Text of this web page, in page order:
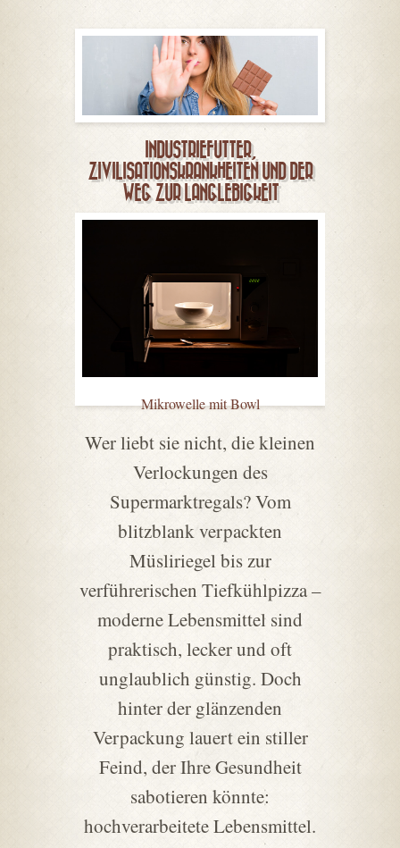
INDUSTRIEFUTTER,
ZIVILISATIONSKRANKHEITEN UND DER
WEG ZUR LANGLEBIGKEIT
Mikrowelle mit Bowl
Wer liebt sie nicht, die kleinen
Verlockungen des
Supermarktregals? Vom
blitzblank verpackten
Müsliriegel bis zur
verführerischen Tiefkühlpizza –
moderne Lebensmittel sind
praktisch, lecker und oft
unglaublich günstig. Doch
hinter der glänzenden
Verpackung lauert ein stiller
Feind, der Ihre Gesundheit
sabotieren könnte:
hochverarbeitete Lebensmittel.